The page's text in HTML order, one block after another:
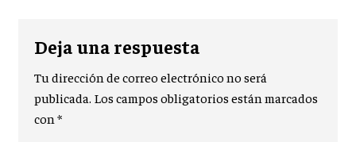
Deja una respuesta
Tu dirección de correo electrónico no será
publicada. Los campos obligatorios están marcados
con*